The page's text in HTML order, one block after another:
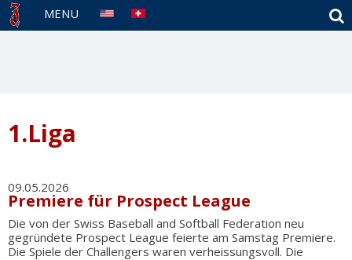
MENU
1.Liga
09.05.2026
Premiere für Prospect League
Die von der Swiss Baseball and Softball Federation neu
gegründete Prospect League feierte am Samstag Premiere.
Die Spiele der Challengers waren verheissungsvoll. Die